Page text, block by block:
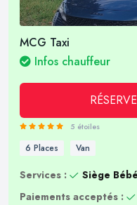
MCG Taxi
Infos chauffeur
5 étoiles
6 Places Van
Services : Siège Bébé
Paiements acceptés :